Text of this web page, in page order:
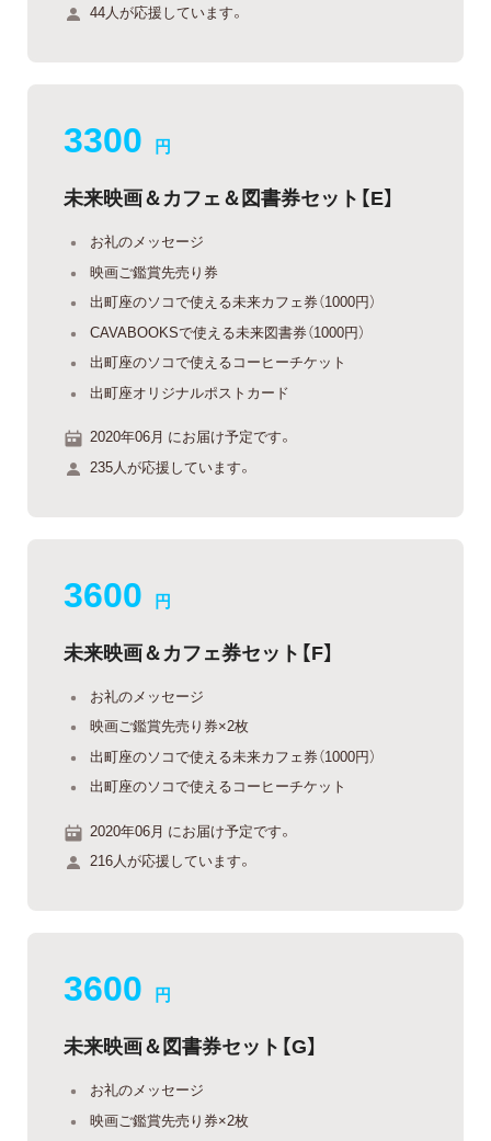
44人が応援しています。
3300 円
未来映画＆カフェ＆図書券セット【E】
お礼のメッセージ
映画ご鑑賞先売り券
出町座のソコで使える未来カフェ券（1000円）
CAVABOOKSで使える未来図書券（1000円）
出町座のソコで使えるコーヒーチケット
出町座オリジナルポストカード
2020年06月 にお届け予定です。
235人が応援しています。
3600 円
未来映画＆カフェ券セット【F】
お礼のメッセージ
映画ご鑑賞先売り券×2枚
出町座のソコで使える未来カフェ券（1000円）
出町座のソコで使えるコーヒーチケット
2020年06月 にお届け予定です。
216人が応援しています。
3600 円
未来映画＆図書券セット【G】
お礼のメッセージ
映画ご鑑賞先売り券×2枚